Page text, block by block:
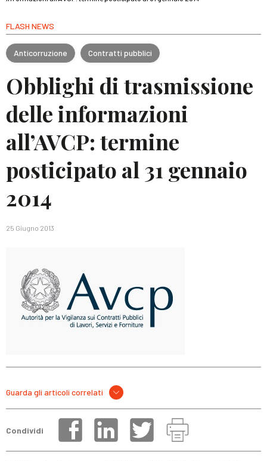
FLASH NEWS
Anticorruzione Contratti pubblici
Obblighi di trasmissione
delle informazioni
all’AVCP: termine
posticipato al 31 gennaio
2014
25 Giugno 2013
Guarda gli articoli correlati
Condividi